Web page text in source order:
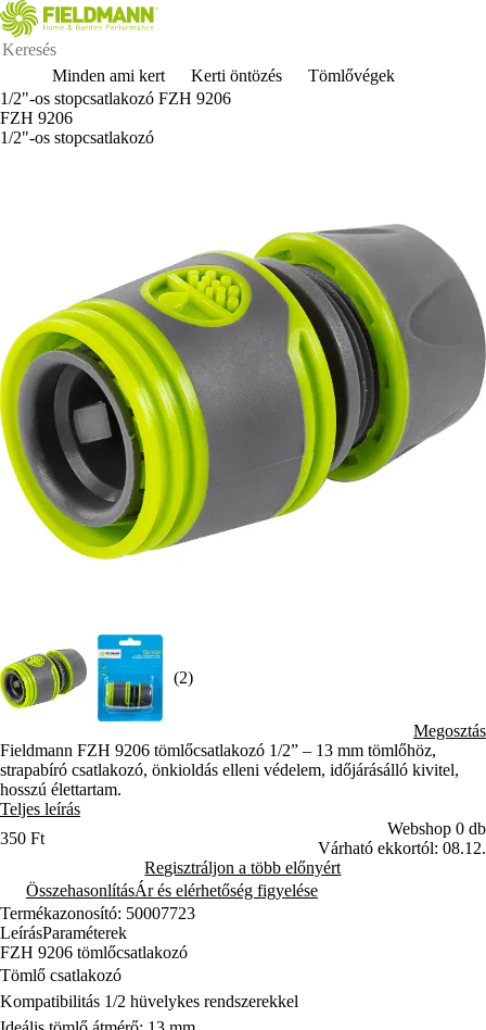
Minden ami kert Kerti öntözés
Tömlővégek
1/2"-os stopcsatlakozó FZH 9206
FZH 9206
1/2"-os stopcsatlakozó
(2)
Megosztás
Fieldmann FZH 9206 tömlőcsatlakozó 1/2” – 13 mm tömlőhöz,
strapabíró csatlakozó, önkioldás elleni védelem, időjárásálló kivitel,
hosszú élettartam.
Teljes leírás
350 Ft
Webshop 0 db
Várható ekkortól: 08.12.
Regisztráljon a több előnyért
ÖsszehasonlításÁr és elérhetőség figyelése
Termékazonosító: 50007723
LeírásParaméterek
FZH 9206 tömlőcsatlakozó
Tömlő csatlakozó
Kompatibilitás 1/2 hüvelykes rendszerekkel